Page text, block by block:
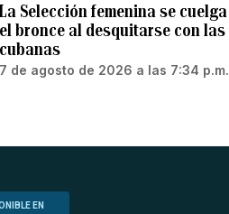
La Selección femenina se cuelga
el bronce al desquitarse con las
cubanas
7 de agosto de 2026 a las 7:34 p.m.
EN